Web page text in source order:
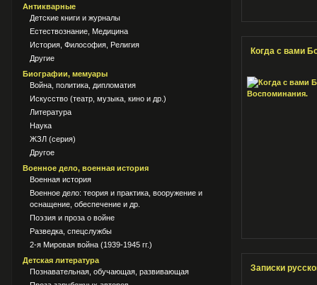
Антикварные
Детские книги и журналы
Естествознание, Медицина
История, Философия, Религия
Другие
Биографии, мемуары
Война, политика, дипломатия
Искусство (театр, музыка, кино и др.)
Литература
Наука
ЖЗЛ (серия)
Другое
Военное дело, военная история
Военная история
Военное дело: теория и практика, вооружение и
оснащение, обеспечение и др.
Поэзия и проза о войне
Разведка, спецслужбы
2-я Мировая война (1939-1945 гг.)
Детская литература
Познавательная, обучающая, развивающая
Когда с вами
Записки